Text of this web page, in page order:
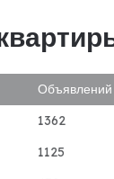
Объявлений
1362
1125